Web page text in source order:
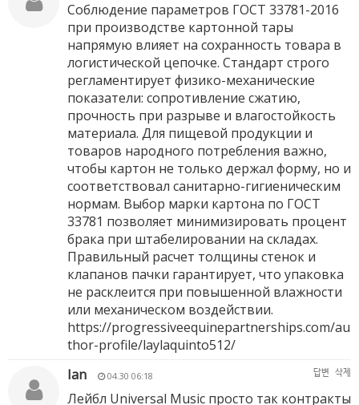
Соблюдение параметров ГОСТ 33781-2016
при производстве картонной тары
напрямую влияет на сохранность товара в
логистической цепочке. Стандарт строго
регламентирует физико-механические
показатели: сопротивление сжатию,
прочность при разрыве и влагостойкость
материала. Для пищевой продукции и
товаров народного потребления важно,
чтобы картон не только держал форму, но и
соответствовал санитарно-гигиеническим
нормам. Выбор марки картона по ГОСТ
33781 позволяет минимизировать процент
брака при штабелировании на складах.
Правильный расчет толщины стенок и
клапанов пачки гарантирует, что упаковка
не расклеится при повышенной влажности
или механическом воздействии.
https://progressiveequinepartnerships.com/au
thor-profile/laylaquinto512/
Ian
04.30 06:18 답변 삭제
Лейбл Universal Music просто так контракты